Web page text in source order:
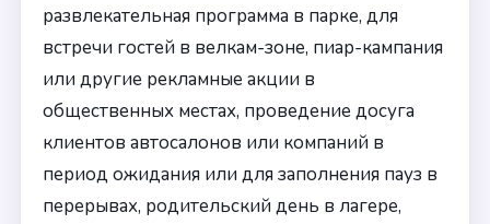
развлекательная программа в парке, для
встречи гостей в велкам-зоне, пиар-кампания
или другие рекламные акции в
общественных местах, проведение досуга
клиентов автосалонов или компаний в
период ожидания или для заполнения пауз в
перерывах, родительский день в лагере,